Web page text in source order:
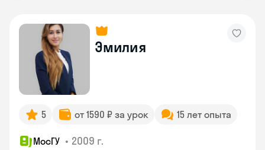
Эмилия
5 от 1590 ₽ за урок 15 лет опыта
МосГУ • 2009 г.